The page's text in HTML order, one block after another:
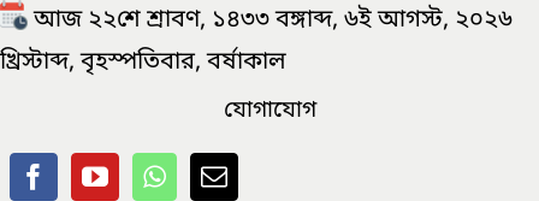
Skip
to
আজ ২২শে শ্রাবণ, ১৪৩৩ বঙ্গাব্দ, ৬ই আগস্ট, ২০২৬
খ্রিস্টাব্দ, বৃহস্পতিবার, বর্ষাকাল
যোগাযোগ